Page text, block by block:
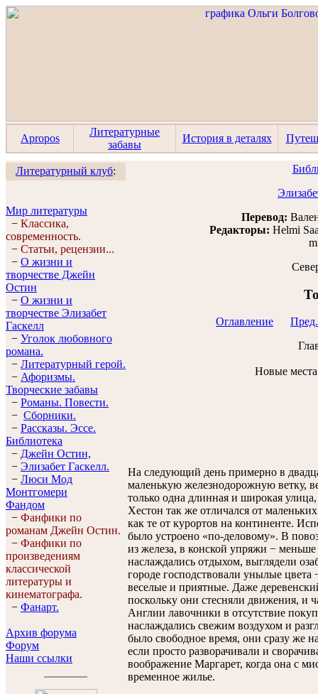
Apropos
Литературные
забавы
История в деталях
Литературный клуб:
Мир литературы
− Классика,
современность.
− Статьи, рецензии...
− О жизни и
творчестве Джейн
Остин
− О жизни и
творчестве Элизабет
Гaскелл
− Уголок любовного
романа.
− Литературный герой.
− Афоризмы.
Творческие забавы
− Романы. Повести.
− Сборники.
− Рассказы. Эссe.
Библиотека
− Джейн Остин,
− Элизабет Гaскелл.
− Люси Мод
Монтгомери
Фандом
− Фанфики по
романам Джейн Остин.
− Фанфики по
произведениям
классической
литературы и
кинематографа.
− Фанарт.
Архив форума
Форум
Наши ссылки
Перевод:
Редакторы: Helmi
Оглавление
Новые
На следующий день примерно в
маленькую железнодорожную ветку,
только одна длинная и широкая
Хестон так же отличался от
как те от курортов на континенте.
было устроено «по-деловому». В
из железа, в конской упряжи −
наслаждались отдыхом, выглядели
городе господствовали унылые цвета
веселые и приятные. Даже
поскольку они стесняли движения, и
Англии лавочники в отсутствие
наслаждались свежим воздухом и
было свободное время, они сразу же
если просто разворачивали и
воображение Маргарет, когда она с
временное жилье.